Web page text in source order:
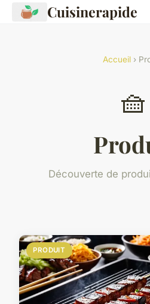
Cuisinerapide
Accueil›
🧺
Découverte de
PRODUIT